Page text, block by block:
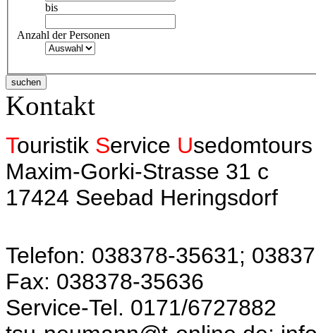
bis
Anzahl der Personen
Kontakt
Touristik Service Usedomtours
Maxim-Gorki-Strasse 31 c
17424 Seebad Heringsdorf
Telefon: 038378-35631;
Fax: 038378-35636
Service-Tel. 0171/6727882